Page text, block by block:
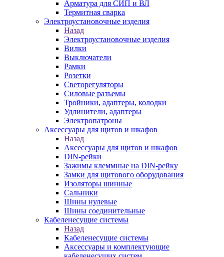
Арматура для СИП и ВЛ
Термитная сварка
Электроустановочные изделия
Назад
Электроустановочные изделия
Вилки
Выключатели
Рамки
Розетки
Светорегуляторы
Силовые разъемы
Тройники, адаптеры, колодки
Удлинители, адаптеры
Электропатроны
Аксессуары для щитов и шкафов
Назад
Аксессуары для щитов и шкафов
DIN-рейки
Зажимы клеммные на DIN-рейку
Замки для щитового оборудования
Изоляторы шинные
Сальники
Шины нулевые
Шины соединительные
Кабеленесущие системы
Назад
Кабеленесущие системы
Аксессуары и комплектующие